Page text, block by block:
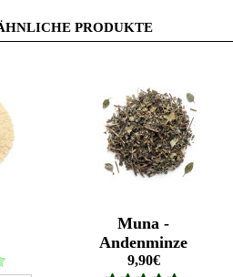
PRODUKTE
Muna -
Andenminze
9,90€